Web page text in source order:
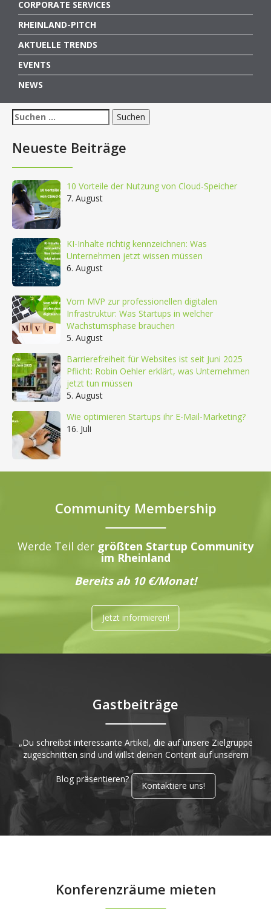
CORPORATE SERVICES
RHEINLAND-PITCH
AKTUELLE TRENDS
EVENTS
NEWS
Suchen
nach:
Neueste Beiträge
10 Vorteile der Nutzung von Cloud-Speicher
7. August
KI-Inhalte richtig kennzeichnen: Was
Unternehmen jetzt wissen müssen
6. August
Vom MVP zur professionellen digitalen
Infrastruktur: Was Startups in welcher
Wachstumsphase brauchen
5. August
Barrierefreiheit für Websites ist seit Juni 2025
Pflicht: Robin Oehler erklärt, was Unternehmen
jetzt tun müssen
5. August
Wie optimieren Startups ihr E-Mail-Marketing?
16. Juli
Community Membership
Werde Teil der größten Startup Community
im Rheinland
Bereits ab 10 €/Monat!
Jetzt informieren!
Gastbeiträge
„Du schreibst interessante Artikel, die auf unsere Zielgruppe
zugeschnitten sind und willst deinen Content auf unserem
Blog präsentieren?
Kontaktiere uns!
Konferenzräume mieten